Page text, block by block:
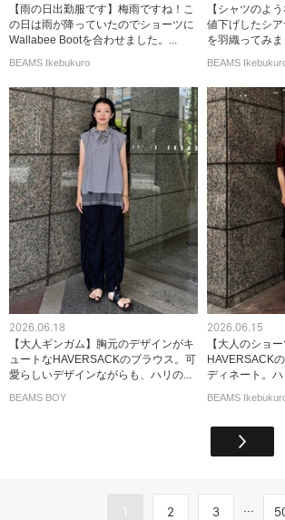
【雨の日出勤服です】梅雨ですね！こ
の日は雨が降っていたのでショーツに
Wallabee Bootを合わせました。...
BEAMS Ikebukuro
【シャツのよ
値下げしたシ
を羽織ってみ
BEAMS
2026.06.18
【大人ギンガム】胸元のデザインがキ
ュートなHAVERSACKのブラウス。可
愛らしいデザインながらも、ハリの...
BEAMS BOY
2026.06.15
【大人のショ
HAVERSACK
ディネート。
BEAMS
1 2 3 ...